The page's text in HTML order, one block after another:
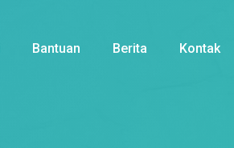
Bantuan Berita Kontak